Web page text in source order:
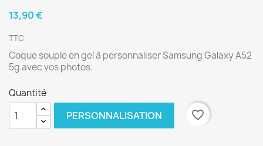
13,90 €
TTC
Coque souple en gel à personnaliser Samsung Galaxy A52
5g avec vos photos.
Quantité
PERSONNALISATION favorite_border